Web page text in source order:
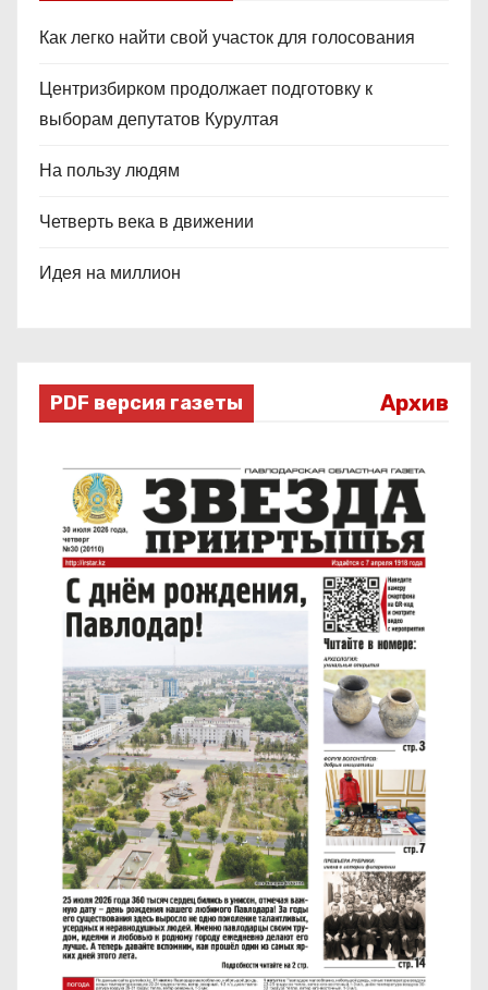
Как легко найти свой участок для голосования
Центризбирком продолжает подготовку к
выборам депутатов Курултая
На пользу людям
Четверть века в движении
Идея на миллион
PDF версия газеты Архив